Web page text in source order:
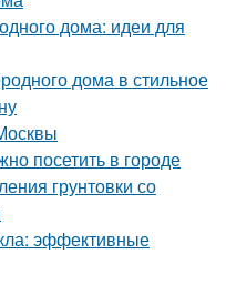
дома: идеи для
дома в стильное
посетить в городе
грунтовки со
эффективные